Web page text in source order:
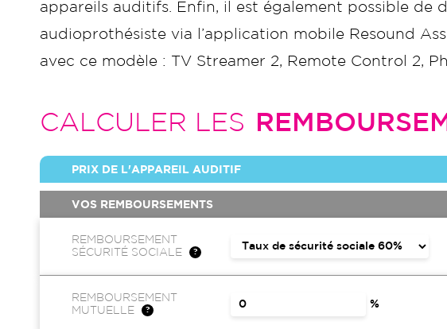
appareils auditifs. Enfin, il est également possible de
audioprothésiste via l’application mobile Resound
avec ce modèle : TV Streamer 2, Remote Control 2,
CALCULER LES
PRIX DE L'APPAREIL AUDITIF
VOS REMBOURSEMENTS
REMBOURSEMENT
SÉCURITÉ SOCIALE
REMBOURSEMENT
MUTUELLE
%